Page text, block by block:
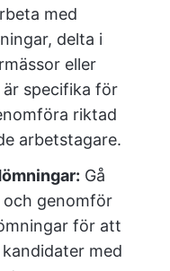
med
delta i
eller
specifika för
riktad
arbetstagare.
Gå
genomför
för att
med